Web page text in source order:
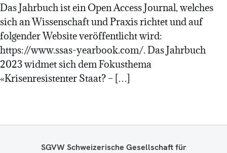
Das Jahrbuch ist ein Open Access Journal, welches
sich an Wissenschaft und Praxis richtet und auf
folgender Website veröffentlicht wird:
https://www.ssas-yearbook.com/. Das Jahrbuch
2023 widmet sich dem Fokusthema
«Krisenresistenter Staat? – […]
SGVW Schweizerische Gesellschaft für